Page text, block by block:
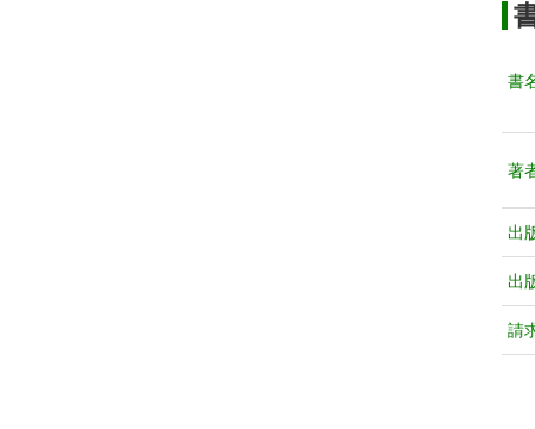
書
著
出
出
請